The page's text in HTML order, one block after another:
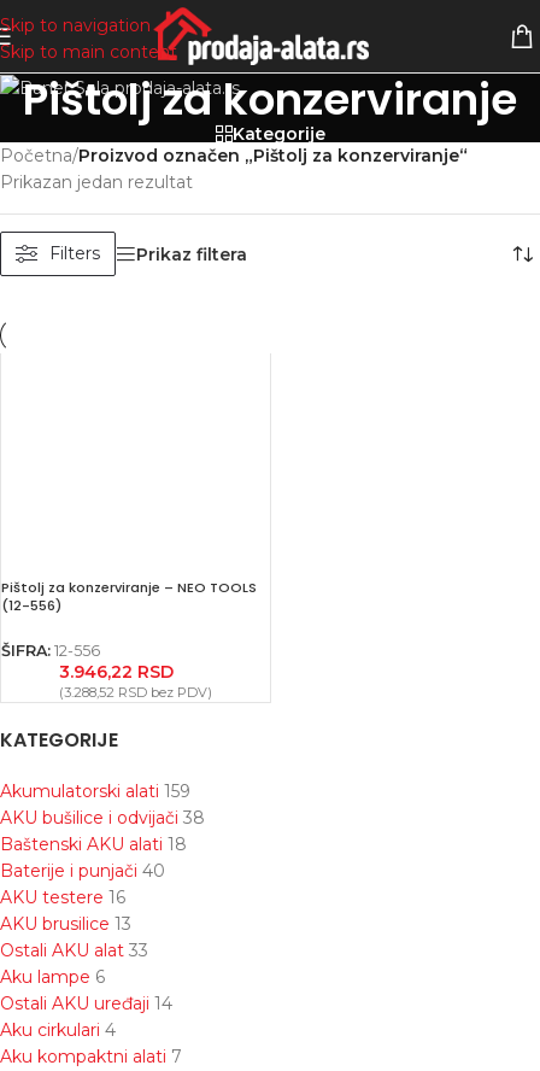
Skip to navigation
Skip to main content
Pištolj za konzerviranje
Kategorije
KATEGORIJE
Akumulatorski alati 159
AKU bušilice i odvijači 38
Baštenski AKU alati 18
Baterije i punjači 40
AKU testere 16
AKU brusilice 13
Ostali AKU alat 33
Aku lampe 6
Ostali AKU uređaji 14
Aku cirkulari 4
Aku kompaktni alati 7
Početna/Proizvod označen „Pištolj za konzerviranje“
Prikazan jedan rezultat
Filters Prikaz filtera
Pištolj za konzerviranje – NEO TOOLS
(12-556)
ŠIFRA: 12-556
3.946,22 RSD
(3.288,52 RSDbez PDV)